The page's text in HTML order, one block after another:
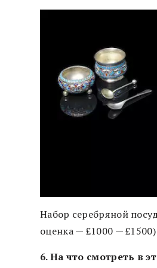
Набор серебряной
оценка — £1000 — £1500)
6. На что смотреть в